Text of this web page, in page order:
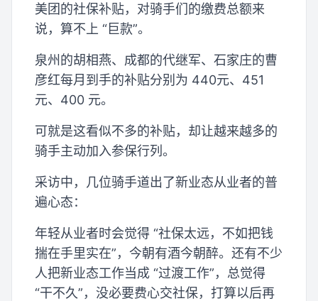
美团的社保补贴，对骑手们的缴费总额来
说，算不上 “巨款”。
泉州的胡相燕、成都的代继军、石家庄的曹
彦红每月到手的补贴分别为 440元、451
元、400 元。
可就是这看似不多的补贴，却让越来越多的
骑手主动加入参保行列。
采访中，几位骑手道出了新业态从业者的普
遍心态：
年轻从业者时会觉得 “社保太远，不如把钱
揣在手里实在”，今朝有酒今朝醉。还有不少
人把新业态工作当成 “过渡工作”，总觉得
“干不久”，没必要费心交社保，打算以后再